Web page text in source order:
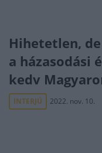
Hihetetlen,
a házasodási
kedv
INTERJÚ 2022. nov. 10.